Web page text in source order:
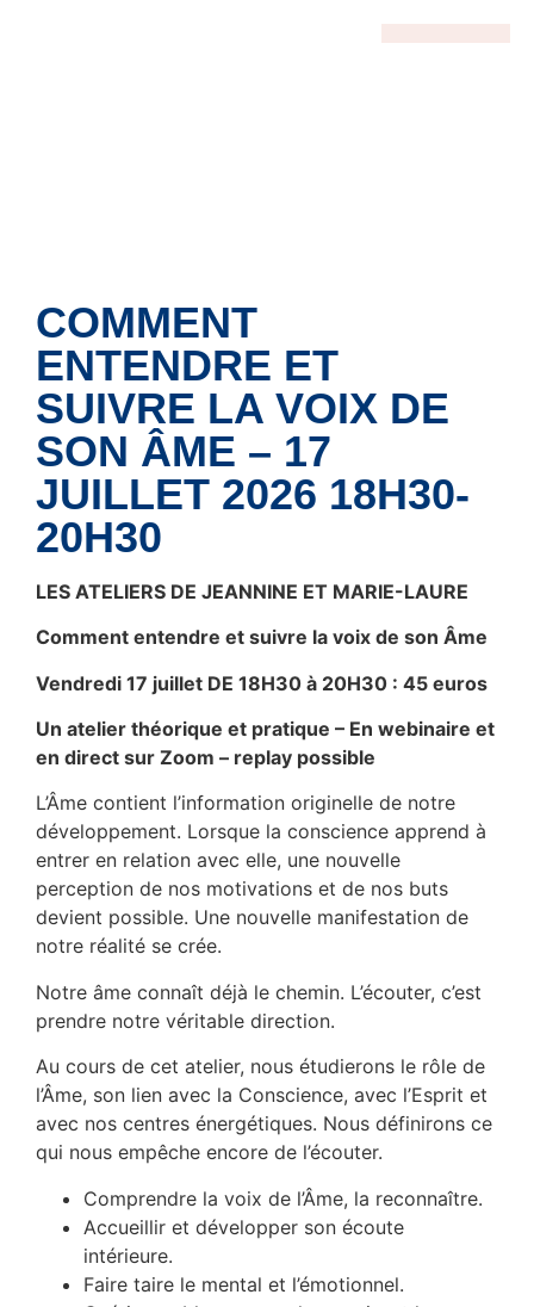
COMMENT
ENTENDRE ET
SUIVRE LA VOIX DE
SON ÂME – 17
JUILLET 2026 18H30-
20H30
LES ATELIERS DE JEANNINE ET MARIE-LAURE
Comment entendre et suivre la voix de son Âme
Vendredi 17 juillet DE 18H30 à 20H30 : 45 euros
Un atelier théorique et pratique – En webinaire et
en direct sur Zoom – replay possible
L’Âme contient l’information originelle de notre
développement. Lorsque la conscience apprend à
entrer en relation avec elle, une nouvelle
perception de nos motivations et de nos buts
devient possible. Une nouvelle manifestation de
notre réalité se crée.
Notre âme connaît déjà le chemin. L’écouter, c’est
prendre notre véritable direction.
Au cours de cet atelier, nous étudierons le rôle de
l’Âme, son lien avec la Conscience, avec l’Esprit et
avec nos centres énergétiques. Nous définirons ce
qui nous empêche encore de l’écouter.
Comprendre la voix de l’Âme, la reconnaître.
Accueillir et développer son écoute
intérieure.
Faire taire le mental et l’émotionnel.